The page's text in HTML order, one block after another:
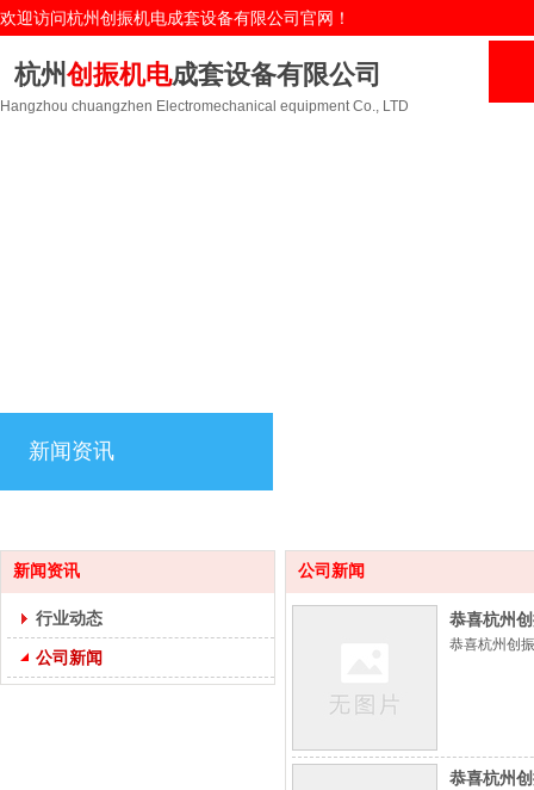
杭州创振机电成套设备有限公司
Hangzhou chuangzhen Electromechanical equipment Co., LTD
欢迎访问杭州创振机电成套设备有限公司官网！
新闻资讯
新闻资讯
行业动态
公司新闻
公司新闻
恭喜杭州
恭喜杭州创
恭喜杭州